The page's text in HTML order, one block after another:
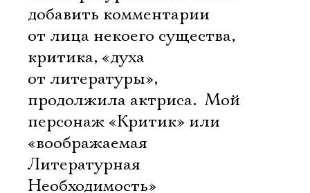
добавить комментарии
от лица некоего существа,
критика, «духа
от литературы», 
продолжила актриса.  Мой
персонаж «Критик» или
«воображаемая
Литературная
Необходимость» 